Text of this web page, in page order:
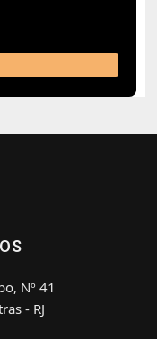
Nº 41
- RJ